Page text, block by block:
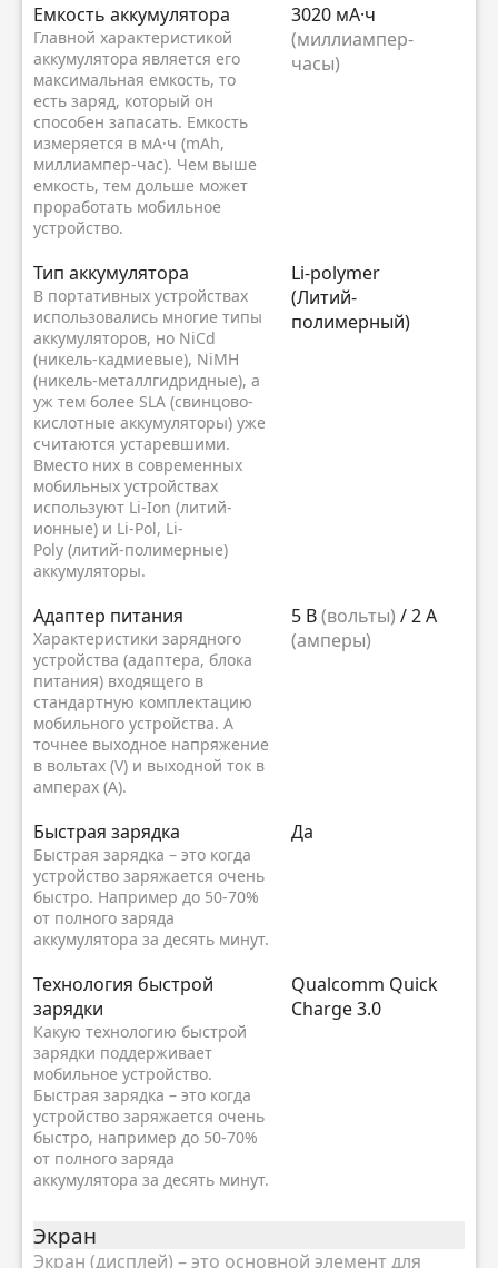
Емкость аккумулятора
Главной характеристикой
аккумулятора является его
максимальная емкость, то
есть заряд, который он
способен запасать. Емкость
измеряется в мА·ч (mAh,
миллиампер-час). Чем выше
емкость, тем дольше может
проработать мобильное
устройство.
3020 мА·ч
(миллиампер-
часы)
Тип аккумулятора
В портативных устройствах
использовались многие типы
аккумуляторов, но NiCd
(никель-кадмиевые), NiMH
(никель-металлгидридные), а
уж тем более SLA (свинцово-
кислотные аккумуляторы) уже
считаются устаревшими.
Вместо них в современных
мобильных устройствах
используют Li-Ion (литий-
ионные) и Li-Pol, Li-
Poly (литий-полимерные)
аккумуляторы.
Li-polymer
(Литий-
полимерный)
Адаптер питания
Характеристики зарядного
устройства (адаптера, блока
питания) входящего в
стандартную комплектацию
мобильного устройства. А
точнее выходное напряжение
в вольтах (V) и выходной ток в
амперах (A).
5 В(вольты) / 2 А
(амперы)
Быстрая зарядка
Быстрая зарядка – это когда
устройство заряжается очень
быстро. Например до 50-70%
от полного заряда
аккумулятора за десять минут.
Да
Технология быстрой
зарядки
Какую технологию быстрой
зарядки поддерживает
мобильное устройство.
Быстрая зарядка – это когда
устройство заряжается очень
быстро, например до 50-70%
от полного заряда
аккумулятора за десять минут.
Qualcomm Quick
Charge 3.0
Экран
Экран (дисплей) – это основной элемент для